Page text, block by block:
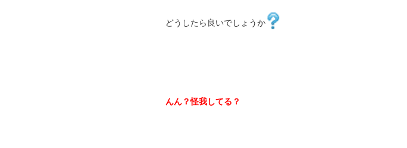
どうしたら良いでしょうか
んん？怪我してる？